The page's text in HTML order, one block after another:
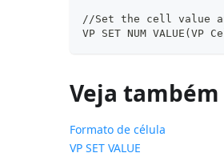
//Set the cell value
VP SET NUM
Veja também
Formato de célula
VP SET VALUE